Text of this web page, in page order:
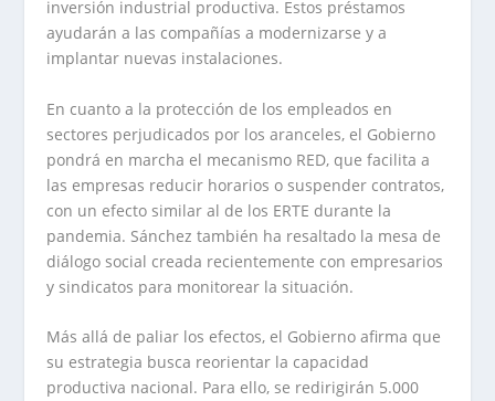
inversión industrial productiva. Estos préstamos
ayudarán a las compañías a modernizarse y a
implantar nuevas instalaciones.
En cuanto a la protección de los empleados en
sectores perjudicados por los aranceles, el Gobierno
pondrá en marcha el mecanismo RED, que facilita a
las empresas reducir horarios o suspender contratos,
con un efecto similar al de los ERTE durante la
pandemia. Sánchez también ha resaltado la mesa de
diálogo social creada recientemente con empresarios
y sindicatos para monitorear la situación.
Más allá de paliar los efectos, el Gobierno afirma que
su estrategia busca reorientar la capacidad
productiva nacional. Para ello, se redirigirán 5.000